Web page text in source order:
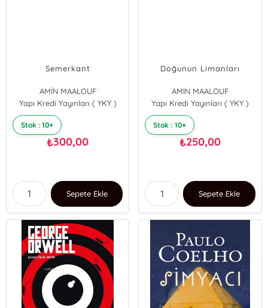
Semerkant
AMİN MAALOUF
Yapı Kredi Yayınları ( YKY )
Stok : 10+
₺300,00
Sepete Ekle
Doğunun Limanları
AMİN MAALOUF
Yapı Kredi Yayınları ( YKY )
Stok : 10+
₺250,00
Sepete Ekle